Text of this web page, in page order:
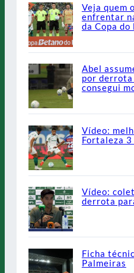
Veja quem
enfrentar
da Copa do
Abel
por derrota
consegui
Vídeo:
Fortaleza
Vídeo:
derrota
Ficha
Palmeiras